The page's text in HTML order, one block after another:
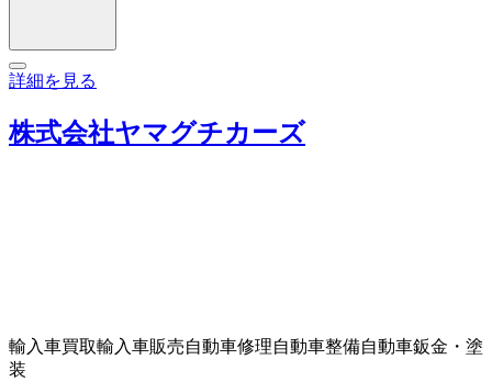
詳細を見る
株式会社ヤマグチカーズ
輸入車買取輸入車販売自動車修理自動車整備自動車鈑金・塗
装